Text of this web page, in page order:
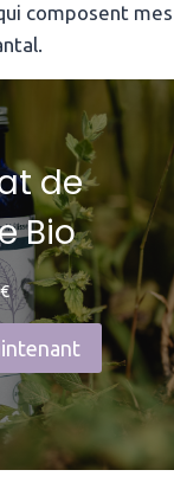
composent
de
Bio
€